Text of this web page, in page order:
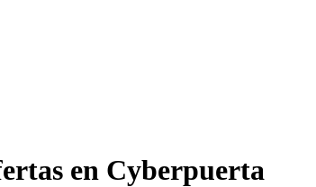
en Cyberpuerta